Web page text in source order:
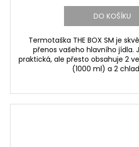
DO KOŠÍKU
Termotaška THE BOX SM je
přenos vašeho hlavního jídla.
praktická, ale přesto obsahuje 2
(1000 ml) a 2